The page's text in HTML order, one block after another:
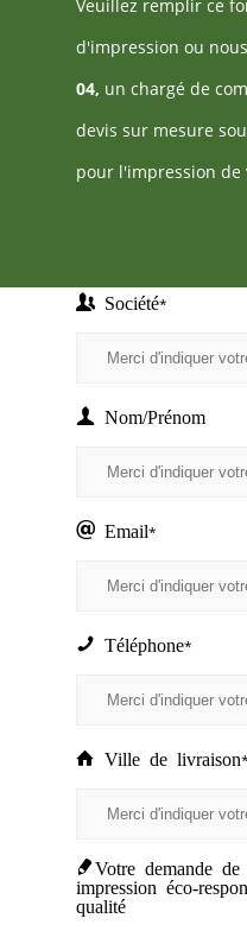
Veuillez remplir ce
d'impression ou
04, un chargé de
devis sur mesure
pour l'impression de
Société*
Nom/Prénom
Email*
Téléphone*
Ville de livraison*
Votre demande
impression éco-
qualité